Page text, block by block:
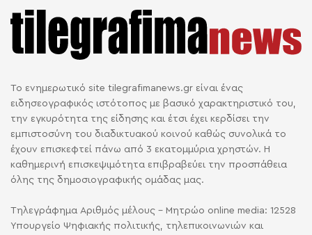
Το ενημερωτικό site tilegrafimanews.gr είναι ένας
ειδησεογραφικός ιστότοπος με βασικό χαρακτηριστικό του,
την εγκυρότητα της είδησης και έτσι έχει κερδίσει την
εμπιστοσύνη του διαδικτυακού κοινού καθώς συνολικά το
έχουν επισκεφτεί πάνω από 3 εκατομμύρια χρηστών. Η
καθημερινή επισκεψιμότητα επιβραβεύει την προσπάθεια
όλης της δημοσιογραφικής ομάδας μας.
Τηλεγράφημα Αριθμός μέλους - Μητρώο online media: 12528
Υπουργείο Ψηφιακής πολιτικής, τηλεπικοινωνιών και